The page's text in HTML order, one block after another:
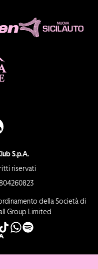
S.p.A.
riservati
della Società di
Group Limited